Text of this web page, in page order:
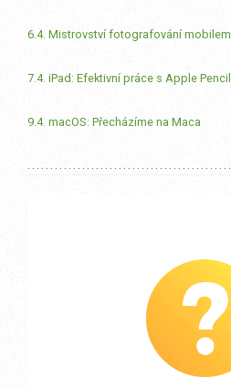
6.4. Mistrovství fotografování mobilem
7.4. iPad: Efektivní práce s Apple Pencil
9.4. macOS: Přecházíme na Maca